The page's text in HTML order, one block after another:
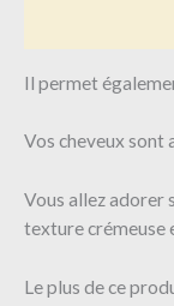
Il permet
Vos cheveux sont
Vous allez adorer
texture crémeuse
Le plus de ce